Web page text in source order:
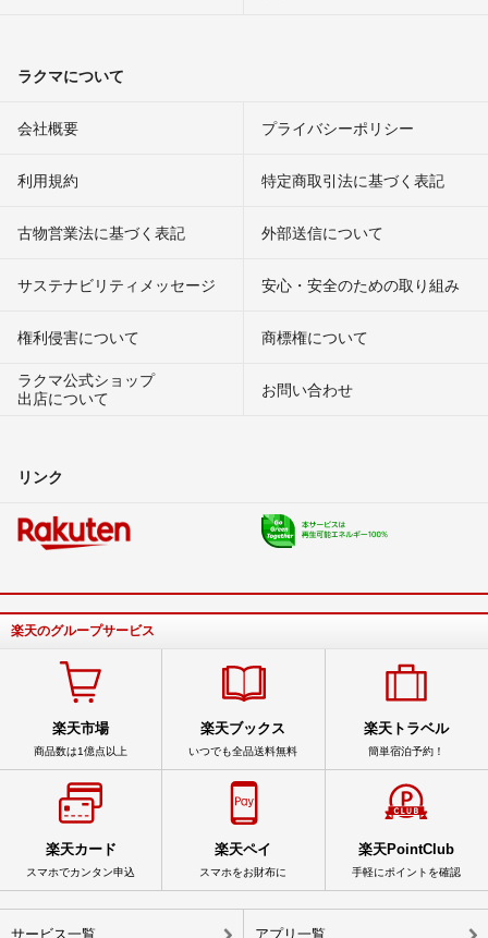
ラクマについて
会社概要 プライバシーポリシー
利用規約 特定商取引法に基づく表記
古物営業法に基づく表記 外部送信について
サステナビリティメッセージ 安心・安全のための取り組み
権利侵害について
商標権について
ラクマ公式ショップ
出店について
お問い合わせ
リンク
楽天のグループサービス
楽天市場
商品数は1億点以上
楽天ブックス
いつでも全品送料無料
楽天トラベル
簡単宿泊予約！
楽天カード
スマホでカンタン申込
楽天ペイ
スマホをお財布に
楽天PointClub
手軽にポイントを確認
サービス一覧 アプリ一覧